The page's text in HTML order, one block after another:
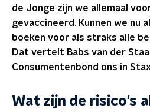
de Jonge zijn we allemaal
gevaccineerd. Kunnen we nu
boeken voor als straks alle
Dat vertelt Babs van der
Consumentenbond ons in
Wat zijn de risico's